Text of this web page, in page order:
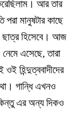
আর তার
মানুষটার কাছে
ছাত্র হিসেবে। আজ
এসেছে, তারা
হিন্দুত্ববাদীদের
গান্ধি এখনও
এর অন্য দিকও